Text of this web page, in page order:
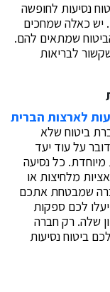
נסיעות לחופשה
יש כאלה שמחכים
שמתאים להם.
לבריאות
לארצות הברית
ביטוח שלא
על עוד יעד
כל נסיעה
מלחיצות או
שמבטחת אתכם
לכם ספקות
שלה. רק חברה
ביטוח נסיעות